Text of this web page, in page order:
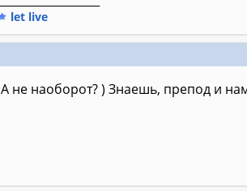
let live
А не наоборот? ) Знаешь, препод и